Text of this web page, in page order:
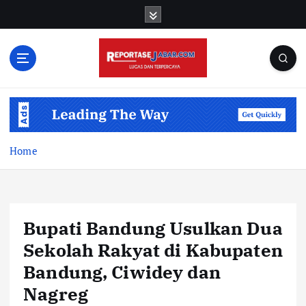
Home
Bupati Bandung Usulkan Dua
Sekolah Rakyat di Kabupaten
Bandung, Ciwidey dan
Nagreg